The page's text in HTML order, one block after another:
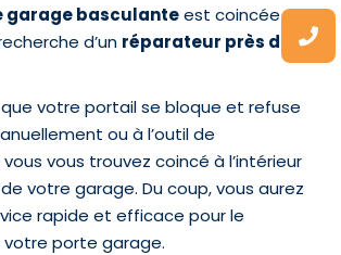
garage basculanteest coincée et
d’un réparateur près de
que votre portail se bloque et refuse
ou à l’outil de
vous trouvez coincé à l’intérieur
votre garage. Du coup, vous aurez
rapide et efficace pour le
porte garage.